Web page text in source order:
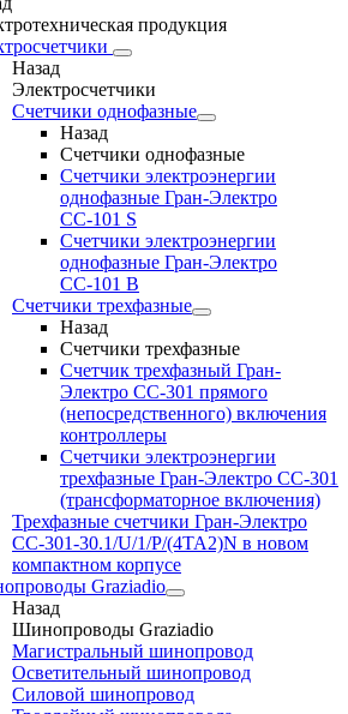
продукция
Назад
Электросчетчики
Счетчики однофазные
Назад
Счетчики однофазные
Счетчики электроэнергии
однофазные Гран-Электро
СС-101 S
Счетчики электроэнергии
однофазные Гран-Электро
СС-101 B
Счетчики трехфазные
Назад
Счетчики трехфазные
Счетчик трехфазный Гран-
Электро CC-301 прямого
(непосредственного) включения
контроллеры
Счетчики электроэнергии
трехфазные Гран-Электро CC-301
(трансформаторное включения)
Трехфазные счетчики Гран-Электро
СС-301-30.1/U/1/P/(4TA2)N в новом
компактном корпусе
Graziadio
Назад
Шинопроводы Graziadio
Магистральный шинопровод
Осветительный шинопровод
Силовой шинопровод